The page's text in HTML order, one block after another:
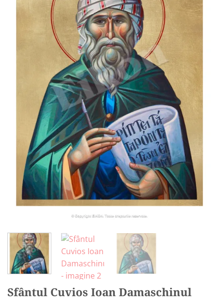
Sfântul Cuvios Ioan Damaschinul